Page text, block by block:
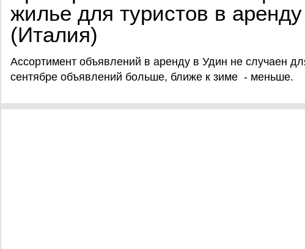
жилье для туристов в
(Италия)
Ассортимент объявлений в аренду в Удин не случаен
сентябре объявлений больше, ближе к зиме - меньше.